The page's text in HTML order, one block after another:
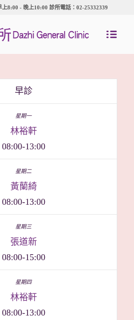
8:00 - 晚上10:00 診所電話：02-25332339
早診
林裕軒
08:00-13:00
黃蘭綺
08:00-13:00
張道新
08:00-15:00
林裕軒
08:00-13:00